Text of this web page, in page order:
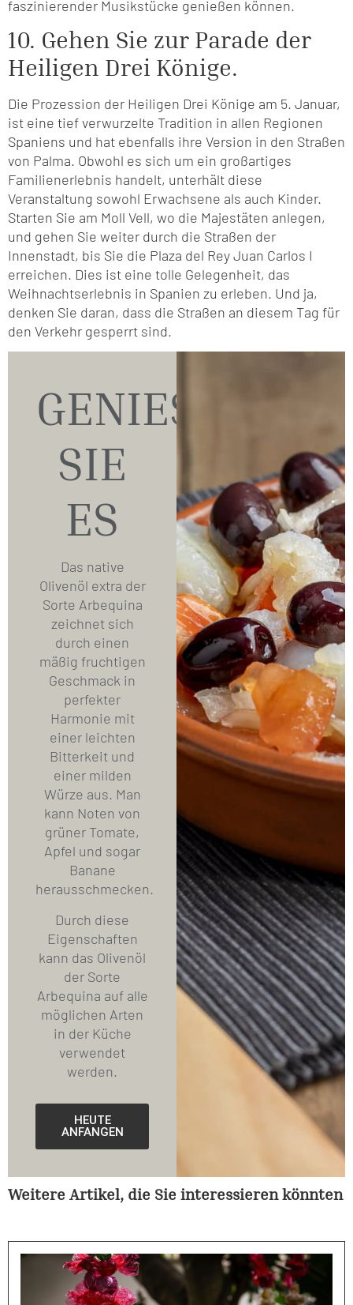
faszinierender Musikstücke genießen können.
10. Gehen Sie zur Parade der
Heiligen Drei Könige.
Die Prozession der Heiligen Drei Könige am 5. Januar,
ist eine tief verwurzelte Tradition in allen Regionen
Spaniens und hat ebenfalls ihre Version in den Straßen
von Palma. Obwohl es sich um ein großartiges
Familienerlebnis handelt, unterhält diese
Veranstaltung sowohl Erwachsene als auch Kinder.
Starten Sie am Moll Vell, wo die Majestäten anlegen,
und gehen Sie weiter durch die Straßen der
Innenstadt, bis Sie die Plaza del Rey Juan Carlos I
erreichen. Dies ist eine tolle Gelegenheit, das
Weihnachtserlebnis in Spanien zu erleben. Und ja,
denken Sie daran, dass die Straßen an diesem Tag für
den Verkehr gesperrt sind.
GENIESSEN
SIE
ES
Das native
Olivenöl extra der
Sorte Arbequina
zeichnet sich
durch einen
mäßig fruchtigen
Geschmack in
perfekter
Harmonie mit
einer leichten
Bitterkeit und
einer milden
Würze aus. Man
kann Noten von
grüner Tomate,
Apfel und sogar
Banane
herausschmecken.
Durch diese
Eigenschaften
kann das Olivenöl
der Sorte
Arbequina auf alle
möglichen Arten
in der Küche
verwendet
werden.
HEUTE
ANFANGEN
Weitere Artikel, die Sie interessieren könnten